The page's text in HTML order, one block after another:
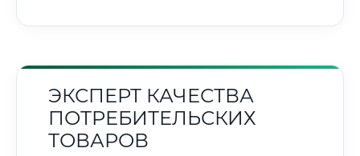
ЭКСПЕРТ КАЧЕСТВА
ПОТРЕБИТЕЛЬСКИХ
ТОВАРОВ